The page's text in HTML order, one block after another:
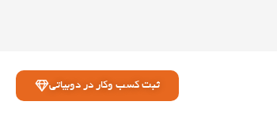
ثبت کسب وکار در دوبیاتی